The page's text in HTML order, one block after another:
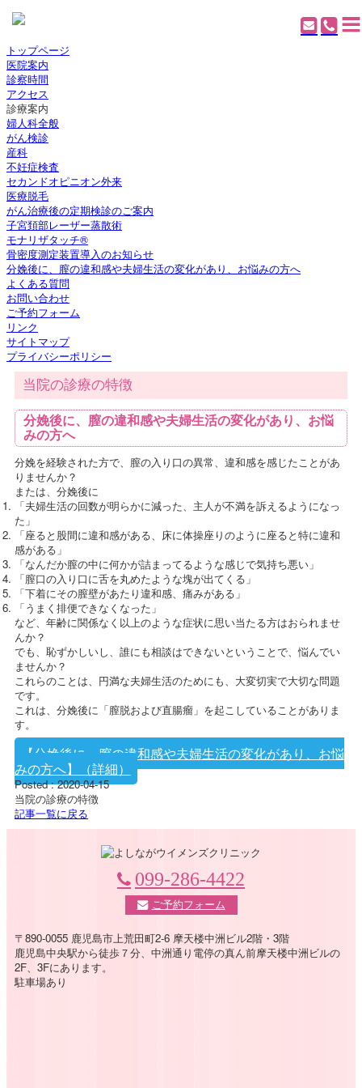
トップページ
医院案内
診察時間
アクセス
診療案内
婦人科全般
がん検診
産科
不妊症検査
セカンドオピニオン外来
医療脱毛
がん治療後の定期検診のご案内
子宮頚部レーザー蒸散術
モナリザタッチ®
骨密度測定装置導入のお知らせ
分娩後に、膣の違和感や夫婦生活の変化があり、お悩みの方へ
よくある質問
お問い合わせ
ご予約フォーム
リンク
サイトマップ
プライバシーポリシー
当院の診療の特徴
分娩後に、膣の違和感や夫婦生活の変化があり、お悩
みの方へ
分娩を経験された方で、膣の入り口の異常、違和感を感じたことがあ
りませんか？
または、分娩後に
「夫婦生活の回数が明らかに減った、主人が不満を訴えるようになっ
た」
「座ると股間に違和感がある、床に体操座りのように座ると特に違和
感がある」
「なんだか膣の中に何かが詰まってるような感じで気持ち悪い」
「膣口の入り口に舌を丸めたような塊が出てくる」
「下着にその膣壁があたり違和感、痛みがある」
「うまく排便できなくなった」
など、年齢に関係なく以上のような症状に思い当たる方はおられませ
んか？
でも、恥ずかしいし、誰にも相談はできないということで、悩んでい
ませんか？
これらのことは、円満な夫婦生活のためにも、大変切実で大切な問題
です。
これは、分娩後に「膣脱および直腸瘤」を起こしていることがありま
す。
【分娩後に、膣の違和感や夫婦生活の変化があり、お悩
みの方へ】（詳細）
Posted : 2020-04-15
当院の診療の特徴
記事一覧に戻る
099-286-4422
ご予約フォーム
〒890-0055 鹿児島市上荒田町2-6 摩天楼中洲ビル2階・3階
鹿児島中央駅から徒歩７分、中洲通り電停の真ん前摩天楼中洲ビルの
2F、3Fにあります。
駐車場あり